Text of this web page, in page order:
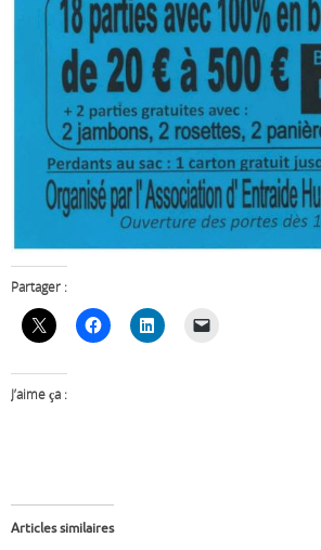
Partager :
J’aime ça :
Articles similaires